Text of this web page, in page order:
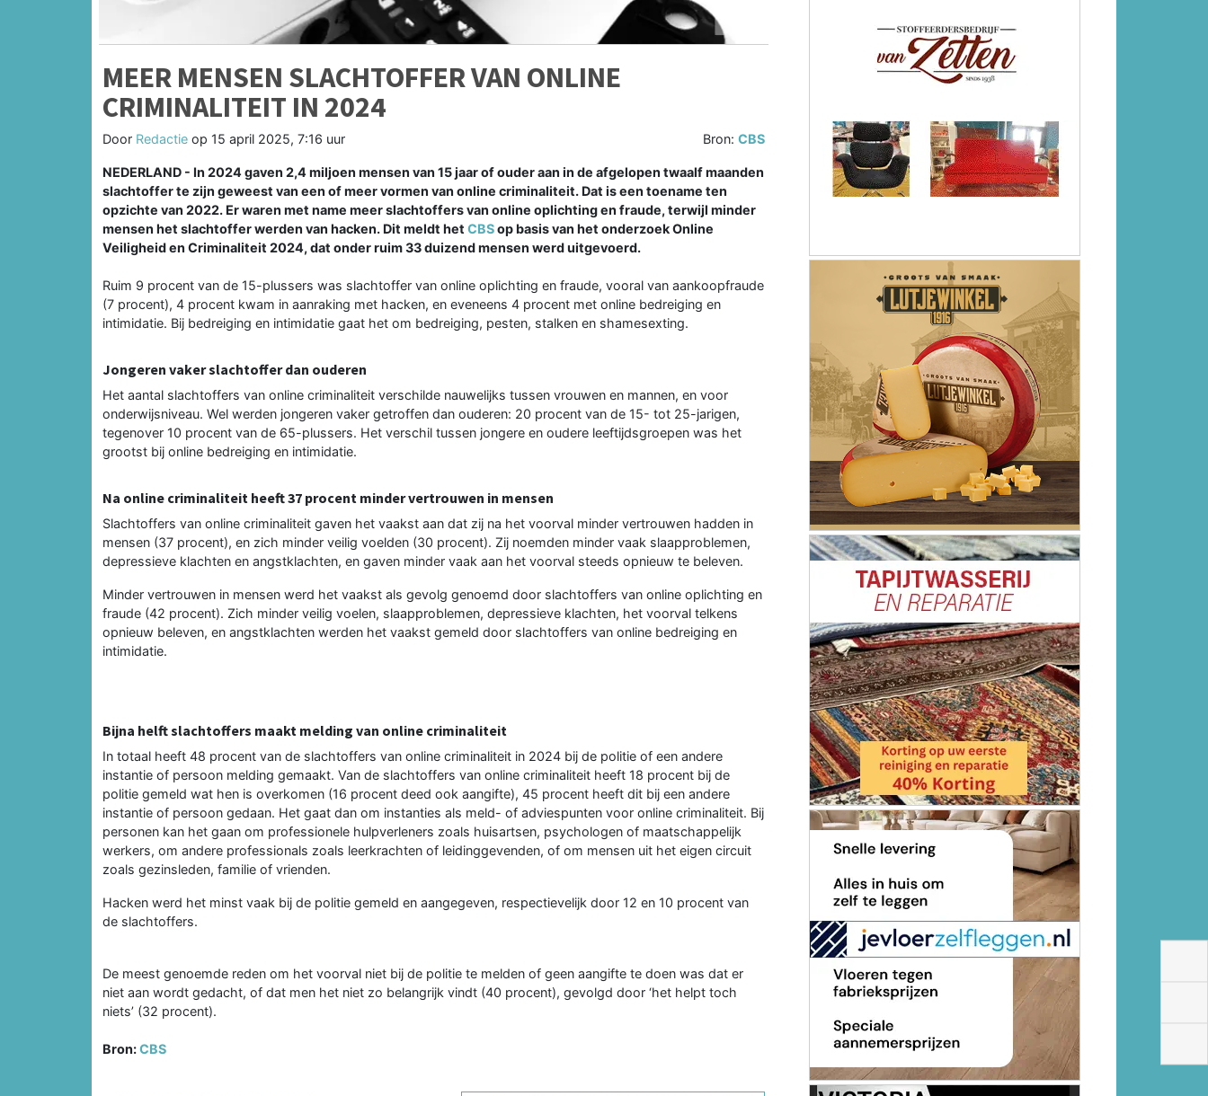
MEER MENSEN SLACHTOFFER VAN ONLINE
CRIMINALITEIT IN 2024
Door Redactie op 15 april 2025, 7:16 uur Bron:CBS
NEDERLAND - In 2024 gaven 2,4 miljoen mensen van 15 jaar of ouder aan in de afgelopen twaalf maanden
slachtoffer te zijn geweest van een of meer vormen van online criminaliteit. Dat is een toename ten
opzichte van 2022. Er waren met name meer slachtoffers van online oplichting en fraude, terwijl minder
mensen het slachtoffer werden van hacken. Dit meldt het CBSop basis van het onderzoek Online
Veiligheid en Criminaliteit 2024, dat onder ruim 33 duizend mensen werd uitgevoerd.
Ruim 9 procent van de 15-plussers was slachtoffer van online oplichting en fraude, vooral van aankoopfraude
(7 procent), 4 procent kwam in aanraking met hacken, en eveneens 4 procent met online bedreiging en
intimidatie. Bij bedreiging en intimidatie gaat het om bedreiging, pesten, stalken en shamesexting.
Jongeren vaker slachtoffer dan ouderen
Het aantal slachtoffers van online criminaliteit verschilde nauwelijks tussen vrouwen en mannen, en voor
onderwijsniveau. Wel werden jongeren vaker getroffen dan ouderen: 20 procent van de 15- tot 25-jarigen,
tegenover 10 procent van de 65-plussers. Het verschil tussen jongere en oudere leeftijdsgroepen was het
grootst bij online bedreiging en intimidatie.
Na online criminaliteit heeft 37 procent minder vertrouwen in mensen
Slachtoffers van online criminaliteit gaven het vaakst aan dat zij na het voorval minder vertrouwen hadden in
mensen (37 procent), en zich minder veilig voelden (30 procent). Zij noemden minder vaak slaapproblemen,
depressieve klachten en angstklachten, en gaven minder vaak aan het voorval steeds opnieuw te beleven.
Minder vertrouwen in mensen werd het vaakst als gevolg genoemd door slachtoffers van online oplichting en
fraude (42 procent). Zich minder veilig voelen, slaapproblemen, depressieve klachten, het voorval telkens
opnieuw beleven, en angstklachten werden het vaakst gemeld door slachtoffers van online bedreiging en
intimidatie.
Bijna helft slachtoffers maakt melding van online criminaliteit
In totaal heeft 48 procent van de slachtoffers van online criminaliteit in 2024 bij de politie of een andere
instantie of persoon melding gemaakt. Van de slachtoffers van online criminaliteit heeft 18 procent bij de
politie gemeld wat hen is overkomen (16 procent deed ook aangifte), 45 procent heeft dit bij een andere
instantie of persoon gedaan. Het gaat dan om instanties als meld- of adviespunten voor online criminaliteit. Bij
personen kan het gaan om professionele hulpverleners zoals huisartsen, psychologen of maatschappelijk
werkers, om andere professionals zoals leerkrachten of leidinggevenden, of om mensen uit het eigen circuit
zoals gezinsleden, familie of vrienden.
Hacken werd het minst vaak bij de politie gemeld en aangegeven, respectievelijk door 12 en 10 procent van
de slachtoffers.
De meest genoemde reden om het voorval niet bij de politie te melden of geen aangifte te doen was dat er
niet aan wordt gedacht, of dat men het niet zo belangrijk vindt (40 procent), gevolgd door ‘het helpt toch
niets’ (32 procent).
Bron:CBS